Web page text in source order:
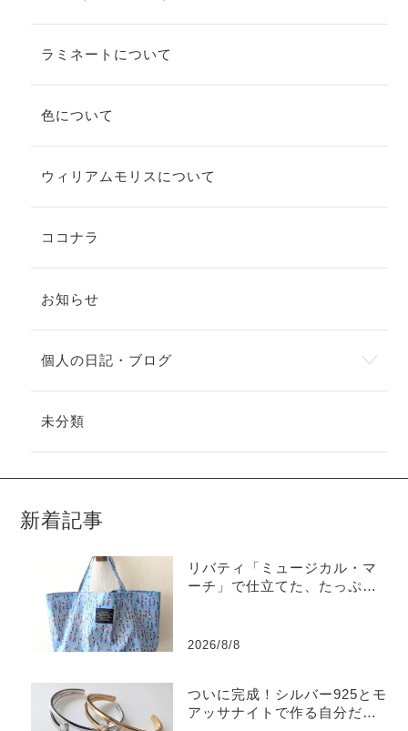
ラミネートについて
色について
ウィリアムモリスについて
ココナラ
お知らせ
個人の日記・ブログ
未分類
新着記事
リバティ「ミュージカル・マ
ーチ」で仕立てた、たっぷり
2026/8/8
ついに完成！シルバー925とモ
アッサナイトで作る自分だけ